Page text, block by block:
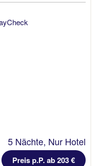
5 Nächte, Nur Hotel
Preis p.P. ab 203 €